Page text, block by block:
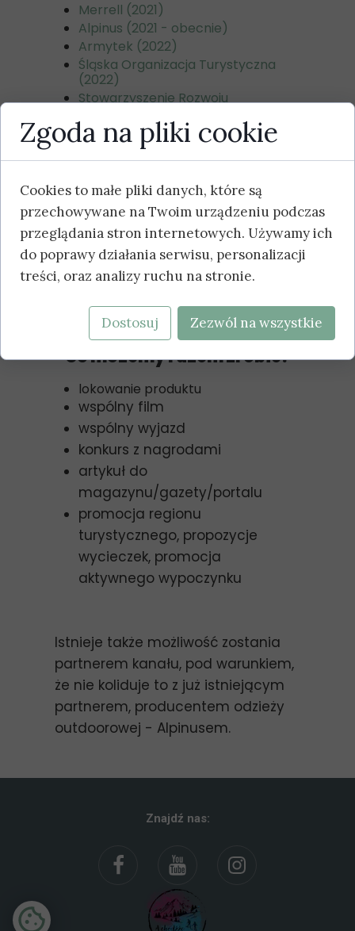
Merrell (2021)
Alpinus (2021 - obecnie)
Armytek (2022)
Śląska Organizacja Turystyczna
(2022)
Stowarzyszenie Rozwoju
(2023)
Moravian-Silesian Tourism, s.r.o.
(2023)
Wielkopolska Organizacja
Turystyczna (2024)
Insta360 (2024)
Nagrody
Wicemistrzostwo w V
Vlogerów
Co możemy razem zrobić?
lokowanie produktu
wspólny film
wspólny wyjazd
konkurs z nagrodami
artykuł do
magazynu/gazety/portalu
promocja regionu
turystycznego, propozycje
wycieczek, promocja
aktywnego wypoczynku
Istnieje także możliwość zostania
partnerem kanału, pod warunkiem,
że nie koliduje to z już istniejącym
partnerem, producentem odzieży
outdoorowej - Alpinusem.
Znajdź nas:
Zgoda na pliki cookie
Cookies to małe pliki danych, które są
przechowywane na Twoim urządzeniu podczas
przeglądania stron internetowych. Używamy ich
do poprawy działania serwisu, personalizacji
treści, oraz analizy ruchu na stronie.
Dostosuj Zezwól na wszystkie